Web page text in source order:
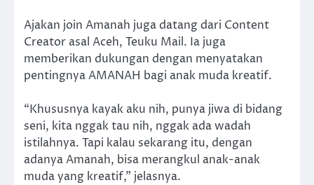
Ajakan join Amanah juga datang dari Content
Creator asal Aceh, Teuku Mail. Ia juga
memberikan dukungan dengan menyatakan
pentingnya AMANAH bagi anak muda kreatif.
“Khususnya kayak aku nih, punya jiwa di bidang
seni, kita nggak tau nih, nggak ada wadah
istilahnya. Tapi kalau sekarang itu, dengan
adanya Amanah, bisa merangkul anak-anak
muda yang kreatif,” jelasnya.